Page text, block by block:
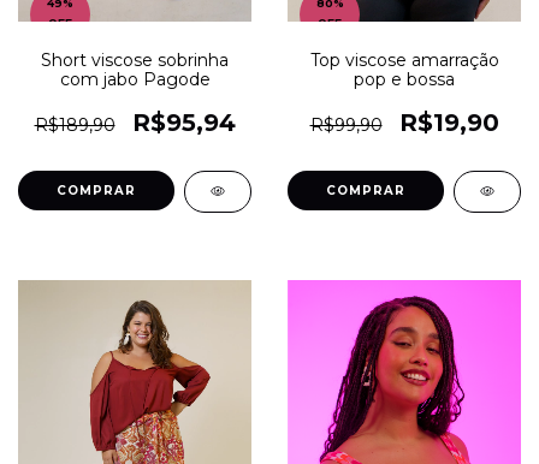
49%
OFF
Short viscose sobrinha
com jabo Pagode
R$189,90 R$95,94
COMPRAR
80%
OFF
Top viscose amarração
pop e bossa
R$99,90 R$19,90
COMPRAR